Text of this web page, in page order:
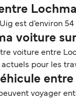
est d’environ
voiture
voiture entre
pour les
voyager